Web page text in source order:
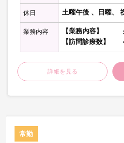
休日 土曜午後 、日曜、
業務内容
【業務内容】
【訪問診療数】
【訪問割合】 個
※午前1コマ20-30
午後は個人宅で3-
20-50名
詳細を見る
常勤